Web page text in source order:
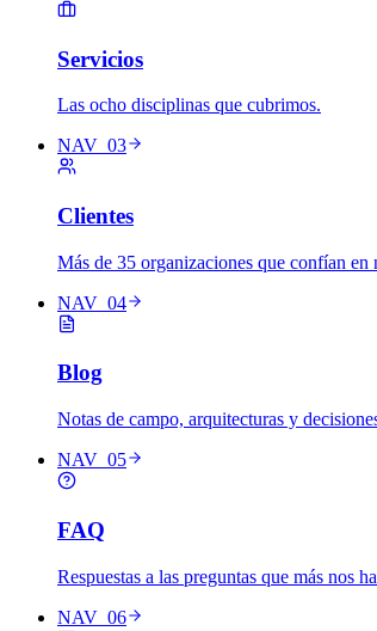
Servicios
Las ocho disciplinas que cubrimos.
NAV_03
Clientes
Más de 35 organizaciones que confían en
NAV_04
Blog
Notas de campo, arquitecturas y
NAV_05
FAQ
Respuestas a las preguntas que más nos
NAV_06